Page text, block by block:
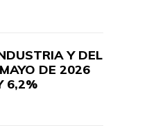
Y DEL
DE 2026
6,2%